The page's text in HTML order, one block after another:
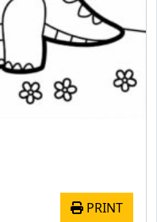
PRINT